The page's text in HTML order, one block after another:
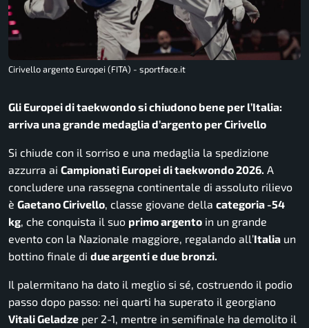
Cirivello argento Europei (FITA) - sportface.it
Gli Europei di taekwondo si chiudono bene per l’Italia:
arriva una grande medaglia d’argento per Cirivello
Si chiude con il sorriso e una medaglia la spedizione
azzurra ai Campionati Europei di taekwondo 2026. A
concludere una rassegna continentale di assoluto rilievo
è Gaetano Cirivello, classe giovane della categoria -54
kg, che conquista il suo primo argento in un grande
evento con la Nazionale maggiore, regalando all’Italia un
bottino finale di due argenti e due bronzi.
Il palermitano ha dato il meglio si sé, costruendo il podio
passo dopo passo: nei quarti ha superato il georgiano
Vitali Geladze per 2-1, mentre in semifinale ha demolito il